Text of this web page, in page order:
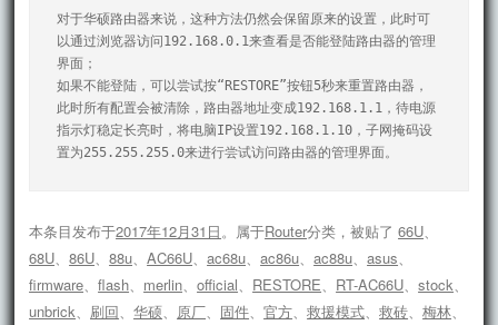
对于华硕路由器来说，这种方法仍然会保留原来的设置，此时可
以通过浏览器访问192.168.0.1来查看是否能登陆路由器的管理
界面；
如果不能登陆，可以尝试按“RESTORE”按钮5秒来重置路由器，
此时所有配置会被清除，路由器地址变成192.168.1.1，待电源
指示灯稳定长亮时，将电脑IP设置192.168.1.10，子网掩码设
置为255.255.255.0来进行尝试访问路由器的管理界面。
本条目发布于2017年12月31日 。属于Router分类，被贴了66U
68U 、86U 、88u 、AC66U 、ac68u 、ac86u 、ac88u 、asus
firmware 、flash merlin 、official RESTORE RT-AC66U 、stock
unbrick
刷回 、华硕 原厂 固件 、官方 、救援模式 、救砖 、梅林